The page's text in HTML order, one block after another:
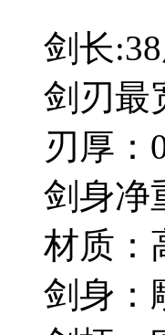
剑长
剑刃最
刃厚：
剑身净
材质：
剑身：